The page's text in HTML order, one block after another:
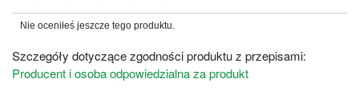
Nie oceniłeś jeszcze tego produktu.
Szczegóły dotyczące zgodności produktu z przepisami:
Producent i osoba odpowiedzialna za produkt